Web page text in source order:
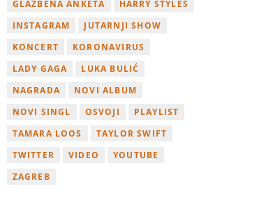
GLAZBENA ANKETA
HARRY STYLES
INSTAGRAM
JUTARNJI SHOW
KONCERT
KORONAVIRUS
LADY GAGA
LUKA BULIĆ
NAGRADA
NOVI ALBUM
NOVI SINGL
OSVOJI
PLAYLIST
TAMARA LOOS
TAYLOR SWIFT
TWITTER
VIDEO
YOUTUBE
ZAGREB